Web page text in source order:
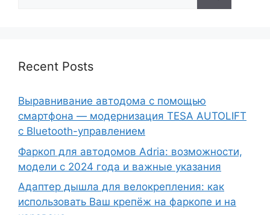
Recent Posts
Выравнивание автодома с помощью
смартфона — модернизация TESA AUTOLIFT
с Bluetooth-управлением
Фаркоп для автодомов Adria: возможности,
модели с 2024 года и важные указания
Адаптер дышла для велокрепления: как
использовать Ваш крепёж на фаркопе и на